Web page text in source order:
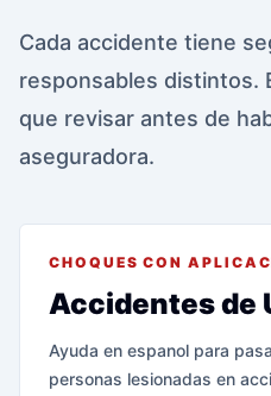
Cada accidente tiene
responsables distintos.
que revisar antes de
aseguradora.
CHOQUES CON
Accidentes de
Ayuda en espanol para
personas lesionadas en